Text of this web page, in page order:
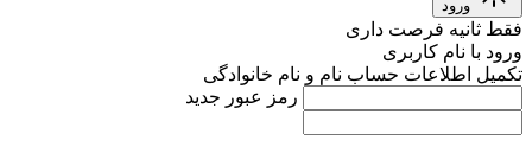
ورود
فقط ثانیه فرصت داری
ورود با نام کاربری
تکمیل اطلاعات حساب نام و نام خانوادگی
رمز عبور جدید